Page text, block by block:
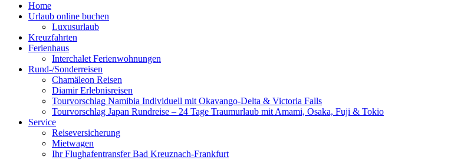
Home
Urlaub online buchen
Luxusurlaub
Kreuzfahrten
Ferienhaus
Interchalet Ferienwohnungen
Rund-/Sonderreisen
Chamäleon Reisen
Diamir Erlebnisreisen
Tourvorschlag Namibia Individuell mit Okavango-Delta & Victoria Falls
Tourvorschlag Japan Rundreise – 24 Tage Traumurlaub mit Amami, Osaka, Fuji & Tokio
Service
Reiseversicherung
Mietwagen
Ihr Flughafentransfer Bad Kreuznach-Frankfurt